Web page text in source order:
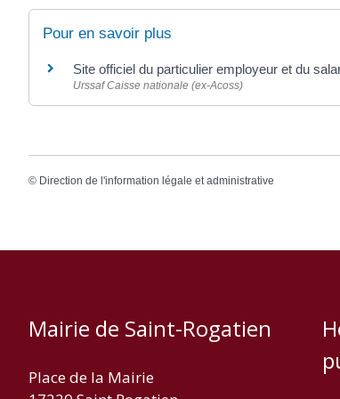
Pour en savoir plus
Site officiel du particulier employeur et du
Urssaf Caisse nationale (ex-Acoss)
© Direction de l'information légale et administrative
Mairie de Saint-Rogatien
Place de la Mairie